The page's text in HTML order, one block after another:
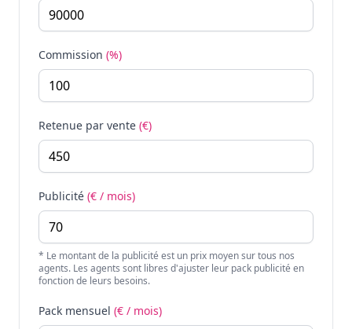
Commission (%)
Retenue par vente (€)
Publicité (€ / mois)
* Le montant de la publicité est un prix moyen sur tous nos
agents. Les agents sont libres d'ajuster leur pack publicité en
fonction de leurs besoins.
Pack mensuel (€ / mois)